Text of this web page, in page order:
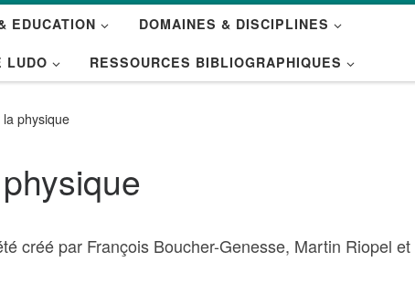
EDUCATION DOMAINES & DISCIPLINES
LUDO RESSOURCES BIBLIOGRAPHIQUES
physique
créé par François Boucher-Genesse, Martin Riopel et